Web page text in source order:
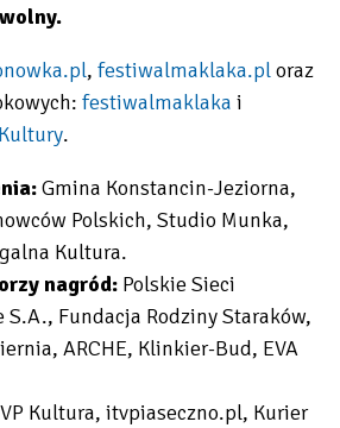
, festiwalmaklaka.ploraz
festiwalmaklaka i
.
Gmina Konstancin-Jeziorna,
Polskich, Studio Munka,
Kultura.
nagród: Polskie Sieci
Fundacja Rodziny Staraków,
ARCHE, Klinkier-Bud, EVA
Kultura, itvpiaseczno.pl, Kurier